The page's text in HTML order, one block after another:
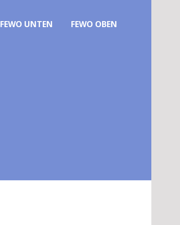
FEWO UNTEN FEWO OBEN